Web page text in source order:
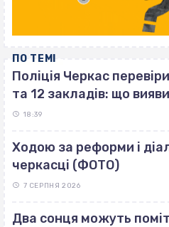
ПО ТЕМІ
Поліція Черкас
та 12 закладів: що
18:39
Ходою за реформи і
черкасці (ФОТО)
7 СЕРПНЯ 2026
Два сонця можуть